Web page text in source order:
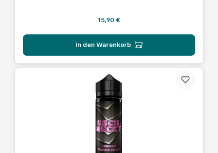
Regulärer Preis:
15,90 €
In den Warenkorb